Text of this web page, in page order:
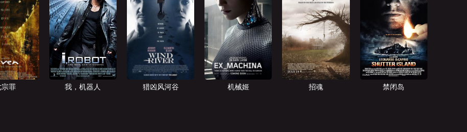
宗罪 我，机器人 猎凶风河谷 机械姬 招魂 禁闭岛